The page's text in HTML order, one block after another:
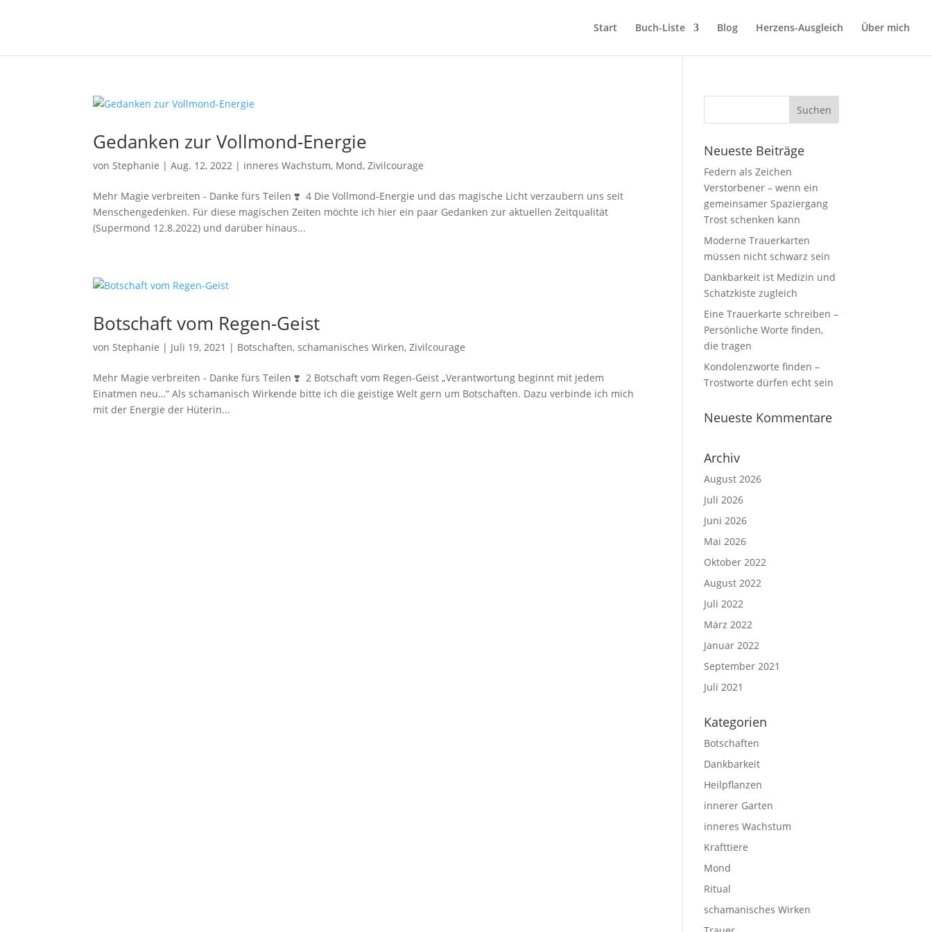
Start Buch-Liste Blog Herzens-Ausgleich Über mich
Gedanken zur Vollmond-Energie
vonStephanie |Aug. 12, 2022 | inneres Wachstum, Mond,Zivilcourage
Mehr Magie verbreiten - Danke fürs Teilen ❣️ 4 Die Vollmond-Energie und das magische Licht verzaubern uns seit
Menschengedenken. Für diese magischen Zeiten möchte ich hier ein paar Gedanken zur aktuellen Zeitqualität
(Supermond 12.8.2022) und darüber hinaus...
Botschaft vom Regen-Geist
vonStephanie | Juli 19, 2021 | Botschaften,schamanisches Wirken,Zivilcourage
Mehr Magie verbreiten - Danke fürs Teilen ❣️ 2 Botschaft vom Regen-Geist „Verantwortung beginnt mit jedem
Einatmen neu…“ Als schamanisch Wirkende bitte ich die geistige Welt gern um Botschaften. Dazu verbinde ich mich
mit der Energie der Hüterin...
Neueste Beiträge
Federn als Zeichen
Verstorbener – wenn ein
gemeinsamer Spaziergang
Trost schenken kann
Moderne Trauerkarten
müssen nicht schwarz sein
Dankbarkeit ist Medizin und
Schatzkiste zugleich
Eine Trauerkarte schreiben –
Persönliche Worte finden,
die tragen
Kondolenzworte finden –
Trostworte dürfen echt sein
Neueste Kommentare
Archiv
August 2026
Juli 2026
Juni 2026
Mai 2026
Oktober 2022
August 2022
Juli 2022
März 2022
Januar 2022
September 2021
Juli 2021
Kategorien
Botschaften
Dankbarkeit
Heilpflanzen
innerer Garten
inneres Wachstum
Krafttiere
Mond
Ritual
schamanisches Wirken